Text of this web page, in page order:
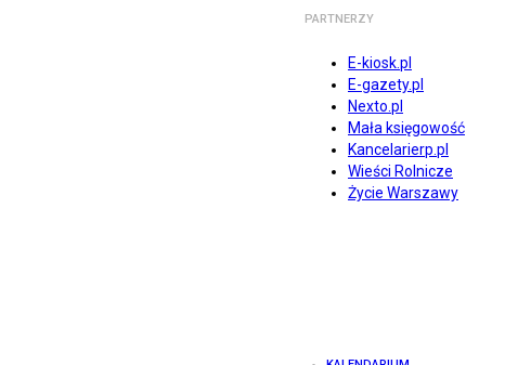
PARTNERZY
E-kiosk.pl
E-gazety.pl
Nexto.pl
Mała księgowość
Kancelarierp.pl
Wieści Rolnicze
Życie Warszawy